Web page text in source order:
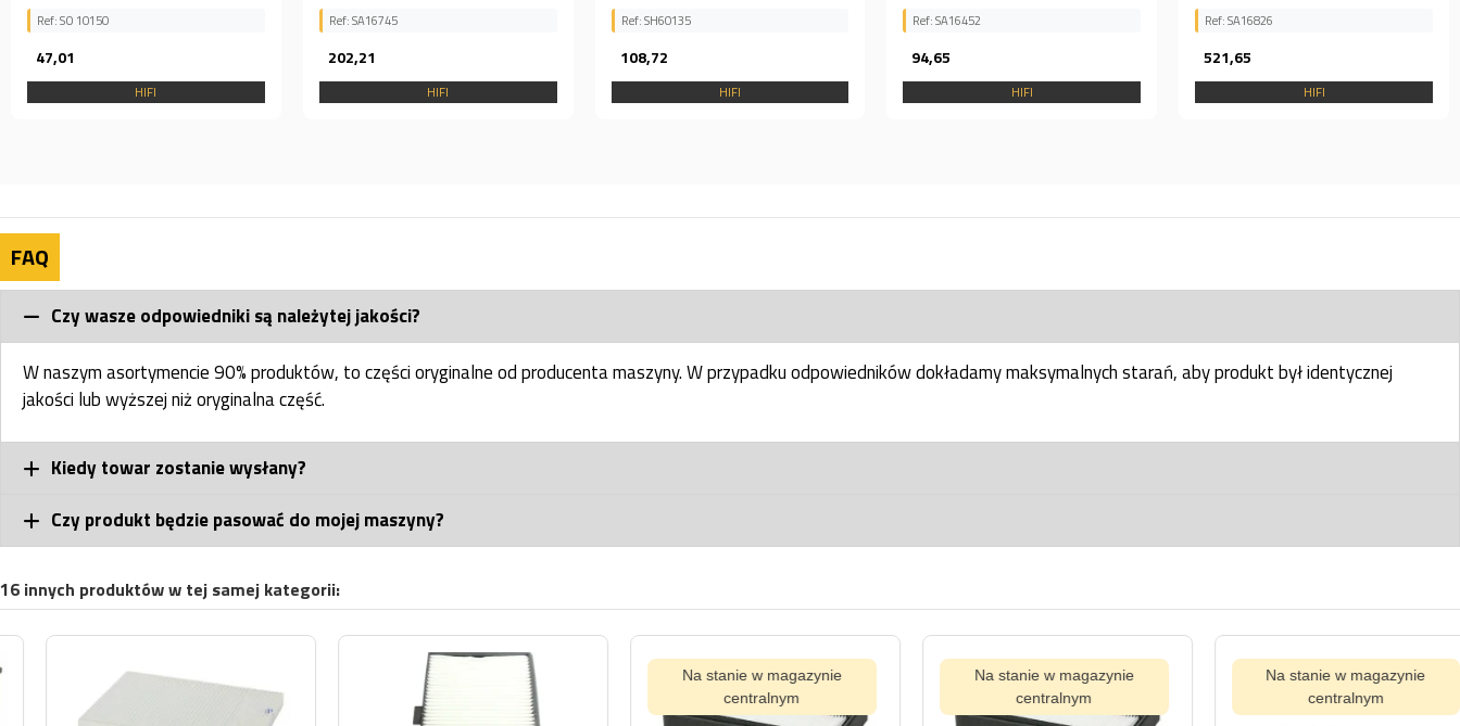
Ref: SA16745
202,21
HIFI
Ref: SH60135
108,72
HIFI
Ref: SA16452
94,65
HIFI
Ref: SA16826
521,65
HIFI
Ref: SH68103
0,00
HIFI
FAQ
Czy wasze odpowiedniki są należytej jakości?
W naszym asortymencie 90% produktów, to części oryginalne od producenta maszyny. W przypadku odpowiedników dokładamy maksymalnych starań, aby produkt był identycznej
jakości lub wyższej niż oryginalna część.
Kiedy towar zostanie wysłany?
Czy produkt będzie pasować do mojej maszyny?
16 innych produktów w tej samej kategorii:
Na stanie w magazynie
centralnym
Na stanie w magazynie
centralnym
Na stanie w magazynie
centralnym
Na stanie w magazynie
centralnym